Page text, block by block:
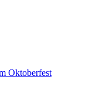
Oktoberfest